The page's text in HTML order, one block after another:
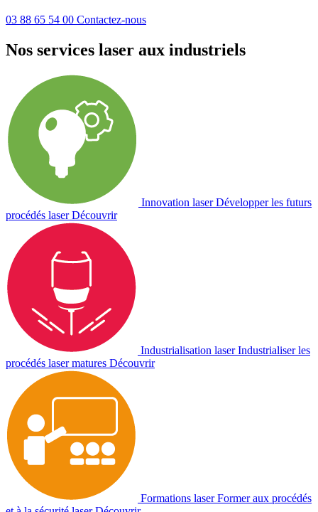
03 88 65 54 00 Contactez-nous
Nos services laser aux industriels
Innovation laser Développer les futurs
procédés laser Découvrir
Industrialisation laser Industrialiser les
procédés laser matures Découvrir
Formations laser Former aux procédés